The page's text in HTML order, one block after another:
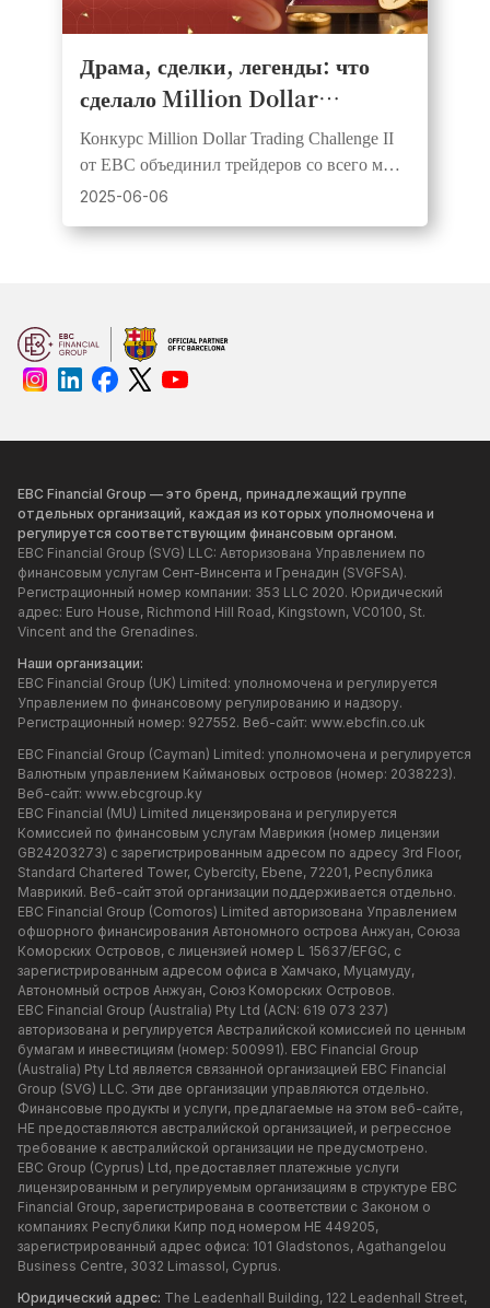
Драма, сделки, легенды: что
сделало Million Dollar
Trading Challenge II от EBC
незабываемым
Конкурс Million Dollar Trading Challenge II
от EBC объединил трейдеров со всего мира
в захватывающем состязании мастерства,
2025-06-06
EBC Financial Group — это бренд, принадлежащий группе
отдельных организаций, каждая из которых уполномочена и
регулируется соответствующим финансовым органом.
EBC Financial Group (SVG) LLC: Авторизована Управлением по
финансовым услугам Сент-Винсента и Гренадин (SVGFSA).
Регистрационный номер компании: 353 LLC 2020. Юридический
адрес: Euro House, Richmond Hill Road, Kingstown, VC0100, St.
Vincent and the Grenadines.
Наши организации:
EBC Financial Group (UK) Limited: уполномочена и регулируется
Управлением по финансовому регулированию и надзору.
Регистрационный номер: 927552. Веб-сайт: www.ebcfin.co.uk
EBC Financial Group (Cayman) Limited: уполномочена и регулируется
Валютным управлением Каймановых островов (номер: 2038223).
Веб-сайт: www.ebcgroup.ky
EBC Financial (MU) Limited лицензирована и регулируется
Комиссией по финансовым услугам Маврикия (номер лицензии
GB24203273) с зарегистрированным адресом по адресу 3rd Floor,
Standard Chartered Tower, Cybercity, Ebene, 72201, Республика
Маврикий. Веб-сайт этой организации поддерживается отдельно.
EBC Financial Group (Comoros) Limited авторизована Управлением
офшорного финансирования Автономного острова Анжуан, Союза
Коморских Островов, с лицензией номер L 15637/EFGC, с
зарегистрированным адресом офиса в Хамчако, Муцамуду,
Автономный остров Анжуан, Союз Коморских Островов.
EBC Financial Group (Australia) Pty Ltd (ACN: 619 073 237)
авторизована и регулируется Австралийской комиссией по ценным
бумагам и инвестициям (номер: 500991). EBC Financial Group
(Australia) Pty Ltd является связанной организацией EBC Financial
Group (SVG) LLC. Эти две организации управляются отдельно.
Финансовые продукты и услуги, предлагаемые на этом веб-сайте,
НЕ предоставляются австралийской организацией, и регрессное
требование к австралийской организации не предусмотрено.
EBC Group (Cyprus) Ltd, предоставляет платежные услуги
лицензированным и регулируемым организациям в структуре EBC
Financial Group, зарегистрирована в соответствии с Законом о
компаниях Республики Кипр под номером HE 449205,
зарегистрированный адрес офиса: 101 Gladstonos, Agathangelou
Business Centre, 3032 Limassol, Cyprus.
Юридический адрес: The Leadenhall Building, 122 Leadenhall Street,